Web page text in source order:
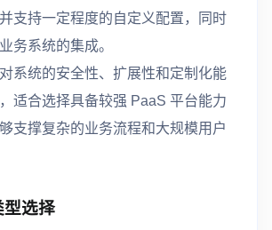
支持一定程度的自定义配置，同时
务系统的集成。
系统的安全性、扩展性和定制化能
适合选择具备较强 PaaS 平台能力
支撑复杂的业务流程和大规模用户
型选择